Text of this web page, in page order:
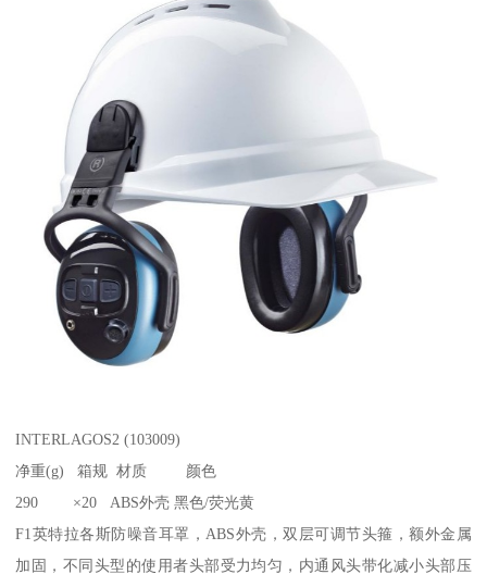
INTERLAGOS2 (103009)
净重(g) 箱规 材质 颜色
290 ×20 ABS外壳 黑色/荧光黄
F1英特拉各斯防噪音耳罩，ABS外壳，双层可调节头箍，额外金属
加固，不同头型的使用者头部受力均匀，内通风头带化减小头部压